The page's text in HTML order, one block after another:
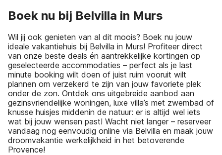
Boek nu bij Belvilla in Murs
Wil jij ook genieten van al dit moois? Boek nu jouw
ideale vakantiehuis bij Belvilla in Murs! Profiteer direct
van onze beste deals én aantrekkelijke kortingen op
geselecteerde accommodaties – perfect als je last
minute booking wilt doen of juist ruim vooruit wilt
plannen om verzekerd te zijn van jouw favoriete plek
onder de zon. Ontdek ons uitgebreide aanbod aan
gezinsvriendelijke woningen, luxe villa’s met zwembad of
knusse huisjes middenin de natuur: er is altijd wel iets
wat bij jouw wensen past! Wacht niet langer – reserveer
vandaag nog eenvoudig online via Belvilla en maak jouw
droomvakantie werkelijkheid in het betoverende
Provence!